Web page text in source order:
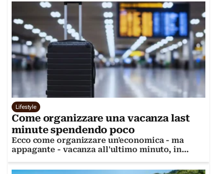
Lifestyle
Come organizzare una vacanza last
minute spendendo poco
Ecco come organizzare un'economica - ma
appagante - vacanza all'ultimo minuto, in